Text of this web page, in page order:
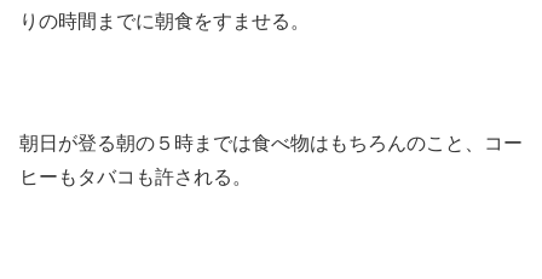
りの時間までに朝食をすませる。
朝日が登る朝の５時までは食べ物はもちろんのこと、コー
ヒーもタバコも許される。